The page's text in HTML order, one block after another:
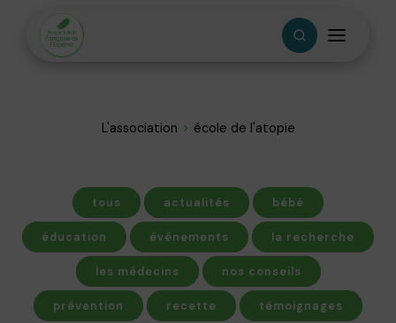
L'association école de l'atopie
tous actualités bébé
éducation événements la recherche
les médecins nos conseils
prévention recette témoignages